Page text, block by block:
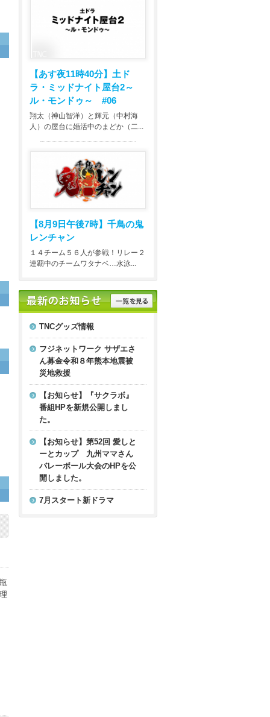
【あす夜11時40分】 土ド
ラ・ミッドナイト屋台2～
ル・モンドゥ～ #06
翔太（神山智洋）と輝元（中村海
人）の屋台に婚活中のまどか（二...
【8月9日午後7時】 千鳥の鬼
レンチャン
１４チーム５６人が参戦！リレー２
連覇中のチームワタナベ…水泳...
TNCグッズ情報
フジネットワーク サザエさ
ん募金令和８年熊本地震被
災地救援
【お知らせ】『サクラボ』
番組HPを新規公開しまし
た。
【お知らせ】第52回 愛しと
ーとカップ 九州ママさん
バレーボール大会のHPを公
開しました。
7月スタート新ドラマ